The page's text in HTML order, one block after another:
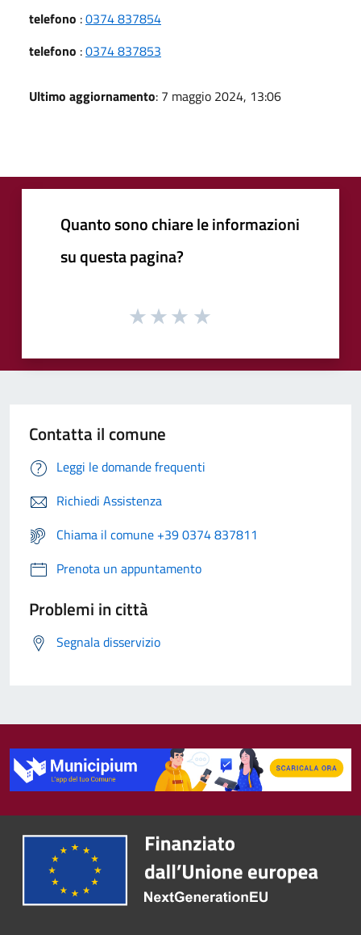
telefono :0374 837854
telefono :0374 837853
Ultimo aggiornamento: 7 maggio 2024, 13:06
Quanto sono chiare le informazioni
su questa pagina?
Contatta il comune
Leggi le domande frequenti
Richiedi Assistenza
Chiama il comune +39 0374 837811
Prenota un appuntamento
Problemi in città
Segnala disservizio